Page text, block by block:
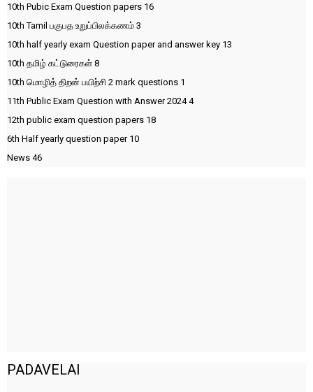
10th Pubic Exam Question papers 16
10th Tamil பகுபத உறுப்பிலக்கணம் 3
10th half yearly exam Question paper and answer key 13
10th தமிழ் கட்டுரைகள் 8
10th மொழித் திறன் பயிற்சி 2 mark questions 1
11th Public Exam Question with Answer 20244
12th public exam question papers 18
6th Half yearly question paper 10
News 46
PADAVELAI